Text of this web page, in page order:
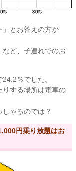
」とお答えの方が
ど、子連れでのお
％でした。
する場所は電車の
しゃるのでは？
円乗り放題はお